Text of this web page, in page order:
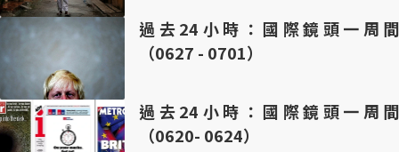
過去24小時：國際鏡頭一周間
（0627 - 0701）
過去24小時：國際鏡頭一周間
（0620- 0624）